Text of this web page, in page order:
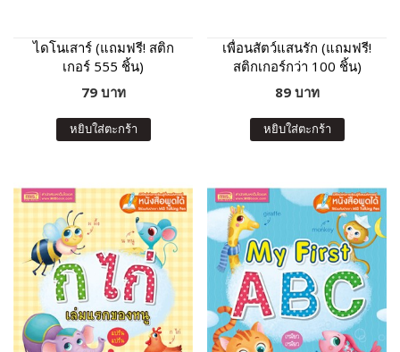
ไดโนเสาร์ (แถมฟรี! สติก
เกอร์ 555 ชิ้น)
79 บาท
หยิบใส่ตะกร้า
เพื่อนสัตว์แสนรัก (แถมฟรี!
สติกเกอร์กว่า 100 ชิ้น)
89 บาท
หยิบใส่ตะกร้า